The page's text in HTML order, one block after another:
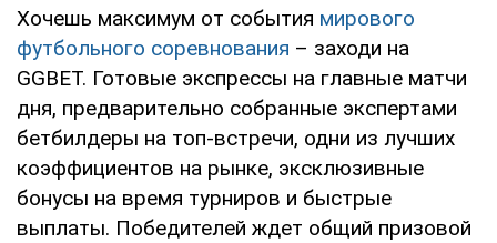
Хочешь максимум от события мирового
футбольного соревнования – заходи на
GGBET. Готовые экспрессы на главные матчи
дня, предварительно собранные экспертами
бетбилдеры на топ-встречи, одни из лучших
коэффициентов на рынке, эксклюзивные
бонусы на время турниров и быстрые
выплаты. Победителей ждет общий призовой